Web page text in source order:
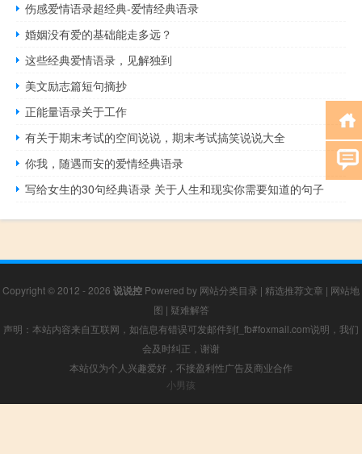
伤感爱情语录超经典-爱情经典语录
婚姻没有爱的基础能走多远？
这些经典爱情语录，见解独到
美文励志篇短句摘抄
正能量语录关于工作
有关于期末考试的空间说说，期末考试搞笑说说大全
你我，随遇而安的爱情经典语录
写给女生的30句经典语录 关于人生和现实你需要知道的句子
Copyright © 2012 - 2026 说说控 Powered by 网站分类目录 | 精选推荐文章 | 网站地
图 | 疑难解答
声明：本站内容来自互联网，如信息有错误可发邮件到f_fb#foxmail.com说明，我们
会及时纠正，谢谢
本站仅为个人兴趣爱好，不接盈利性广告及商业合作
小男孩